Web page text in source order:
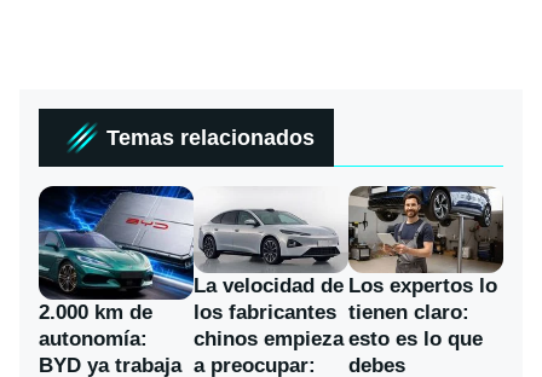
Temas relacionados
2.000 km de
autonomía:
BYD ya trabaja
La velocidad de
los fabricantes
chinos empieza
a preocupar:
Los expertos lo
tienen claro:
esto es lo que
debes